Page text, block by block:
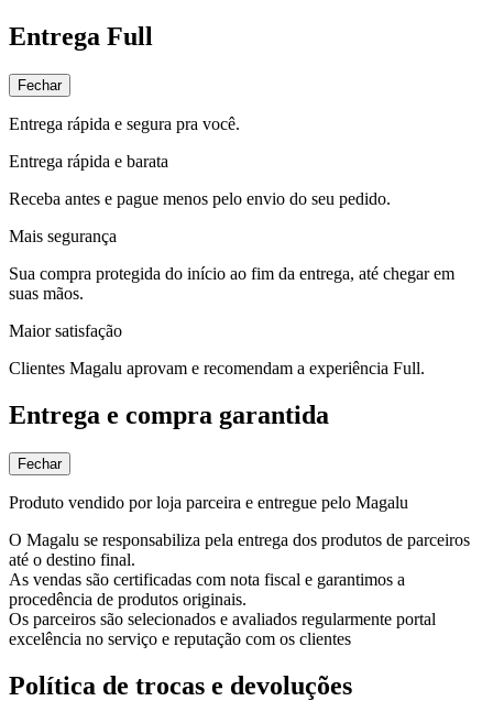
Entrega Full
Fechar
Entrega rápida e segura pra você.
Entrega rápida e barata
Receba antes e pague menos pelo envio do seu pedido.
Mais segurança
Sua compra protegida do início ao fim da entrega, até chegar em
suas mãos.
Maior satisfação
Clientes Magalu aprovam e recomendam a experiência Full.
Entrega e compra garantida
Fechar
Produto vendido por loja parceira e entregue pelo Magalu
O Magalu se responsabiliza pela entrega dos produtos de parceiros
até o destino final.
As vendas são certificadas com nota fiscal e garantimos a
procedência de produtos originais.
Os parceiros são selecionados e avaliados regularmente portal
excelência no serviço e reputação com os clientes
Política de trocas e devoluções